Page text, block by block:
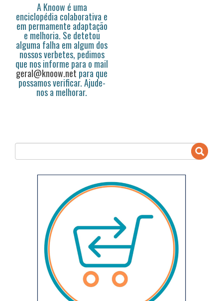
A Knoow é uma
enciclopédia colaborativa e
em permamente adaptação
e melhoria. Se detetou
alguma falha em algum dos
nossos verbetes, pedimos
que nos informe para o mail
geral@knoow.net para que
possamos verificar. Ajude-
nos a melhorar.